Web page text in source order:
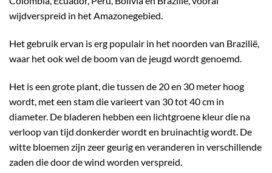
wijdverspreid in het Amazonegebied.
Het gebruik ervan is erg populair in het noorden van Brazilië,
waar het ook wel de boom van de jeugd wordt genoemd.
Het is een grote plant, die tussen de 20 en 30 meter hoog
wordt, met een stam die varieert van 30 tot 40 cm in
diameter. De bladeren hebben een lichtgroene kleur die na
verloop van tijd donkerder wordt en bruinachtig wordt. De
witte bloemen zijn zeer geurig en veranderen in verschillende
zaden die door de wind worden verspreid.